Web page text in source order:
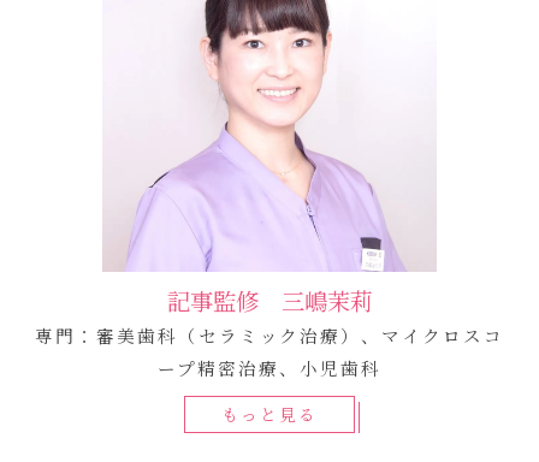
記事監修 三嶋茉莉
専門：審美歯科（セラミック治療）、マイクロスコ
ープ精密治療、小児歯科
もっと見る